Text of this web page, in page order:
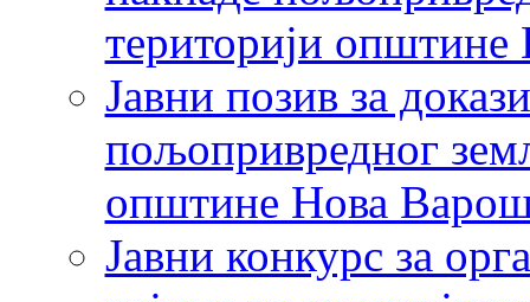
територији
Јавни позив за
пољопривредног
општине Нова
Јавни конкурс за